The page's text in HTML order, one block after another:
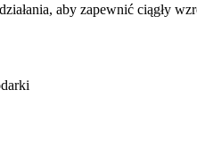
aby zapewnić ciągły